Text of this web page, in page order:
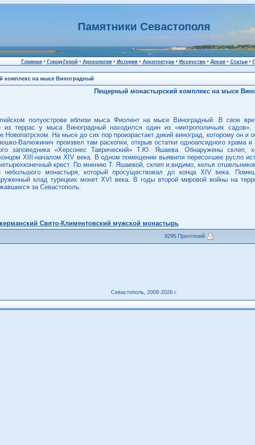
Памятники Севастополя
Главная• Город-Герой• Археология• История• Архитектура • Исскуство• Доски• Статьи•
комплекс на мысе Виноградный
Пещерный монастырский комплекс на мысе
полуострове вблизи мыса Фиолент на мысе Виноградный. В свое
террас у мыса Виноградный находился один из «митрополичьих
Новопатрском. На мысе до сих пор произрастает дикий виноград, которому он и
Валюжинич произвел там раскопки, открыв остатки одноапсидного храма
заповедника «Херсонес Таврический» Т.Ю. Яшаева. Обнаружены
ХIII-началом XIV века. В одном помещении выявили пересохшее русло
крест. По мнению Т. Яшаевой, склеп и,видимо, келья
небольшого монастыря, который просуществовал до конца XIV века.
клад турецких монет XVI века. В годы второй мировой войны на
за Севастополь.
Свято-Климентовский мужской монастырь
9295 Прочтений
Севастополь, 2008-2026 г.